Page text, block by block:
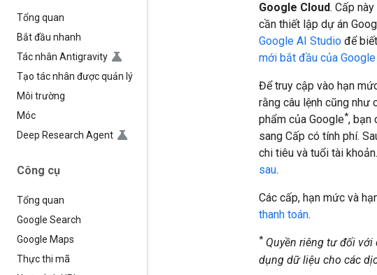
Tổng quan
Bắt đầu nhanh
Tác nhân Antigravity
Tạo tác nhân được quản lý
Môi trường
Móc
Deep Research Agent
Công cụ
Tổng quan
Google Search
Google Maps
Thực thi mã
Google Cloud. Cấp
cần thiết lập dự án
Google AI Studio để
mới bắt đầu của
Để truy cập vào hạn
rằng câu lệnh cũng như
phẩm của Google*, bạn
sang Cấp có tính phí.
chi tiêu và tuổi tài
sau.
Các cấp, hạn mức và
thanh toán.
* Quyền riêng tư đối
dụng dữ liệu cho các